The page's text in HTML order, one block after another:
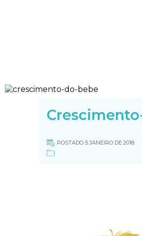
POSTADO 5 JANEIRO DE 2018